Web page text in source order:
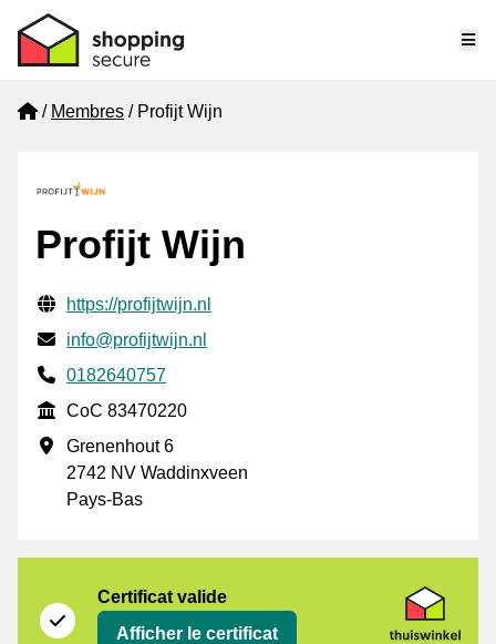
Home
Membres Profijt Wijn
Profijt Wijn
Informations de contact vérifiées
Website URL
https://profijtwijn.nl
E-mail
info@profijtwijn.nl
Phone number
0182640757
CoC
CoC 83470220
Adresse professionnelle
Grenenhout 6
2742 NV Waddinxveen
Pays-Bas
Certificat valide
Afficher le certificat